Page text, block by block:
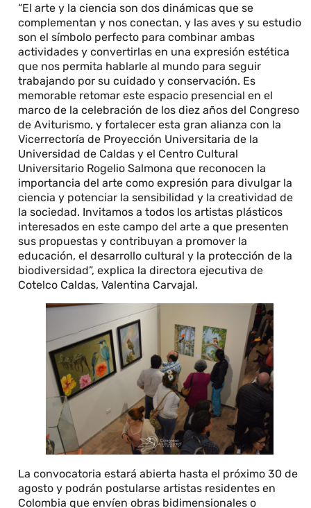
“El arte y la ciencia son dos dinámicas que se
complementan y nos conectan, y las aves y su estudio
son el símbolo perfecto para combinar ambas
actividades y convertirlas en una expresión estética
que nos permita hablarle al mundo para seguir
trabajando por su cuidado y conservación. Es
memorable retomar este espacio presencial en el
marco de la celebración de los diez años del Congreso
de Aviturismo, y fortalecer esta gran alianza con la
Vicerrectoría de Proyección Universitaria de la
Universidad de Caldas y el Centro Cultural
Universitario Rogelio Salmona que reconocen la
importancia del arte como expresión para divulgar la
ciencia y potenciar la sensibilidad y la creatividad de
la sociedad. Invitamos a todos los artistas plásticos
interesados en este campo del arte a que presenten
sus propuestas y contribuyan a promover la
educación, el desarrollo cultural y la protección de la
biodiversidad”, explica la directora ejecutiva de
Cotelco Caldas, Valentina Carvajal.
La convocatoria estará abierta hasta el próximo 30 de
agosto y podrán postularse artistas residentes en
Colombia que envíen obras bidimensionales o